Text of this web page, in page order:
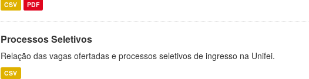
CSV PDF
Processos Seletivos
Relação das vagas ofertadas e processos seletivos de ingresso na Unifei.
CSV